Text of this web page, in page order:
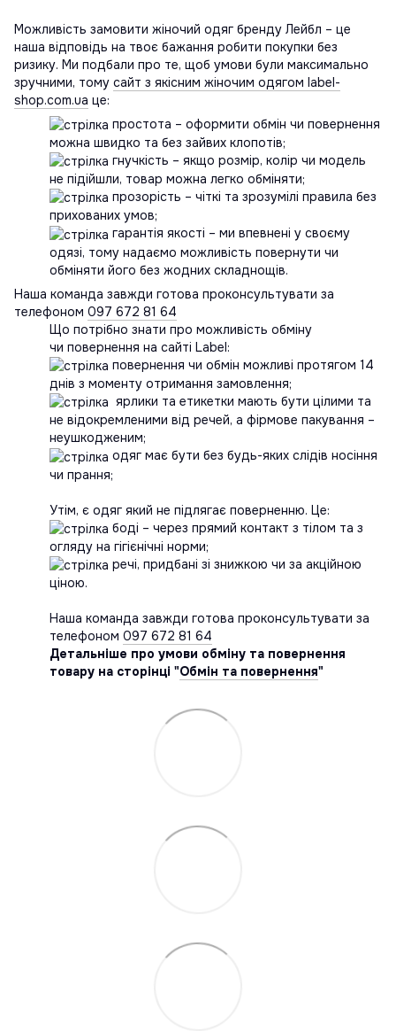
Можливість замовити жіночий одяг бренду Лейбл – це
наша відповідь на твоє бажання робити покупки без
ризику. Ми подбали про те, щоб умови були максимально
зручними, тому сайт з якісним жіночим одягом label-
shop.com.ua це:
простота – оформити обмін чи повернення
можна швидко та без зайвих клопотів;
гнучкість – якщо розмір, колір чи модель
не підійшли, товар можна легко обміняти;
прозорість – чіткі та зрозумілі правила без
прихованих умов;
гарантія якості – ми впевнені у своєму
одязі, тому надаємо можливість повернути чи
обміняти його без жодних складнощів.
Наша команда завжди готова проконсультувати за
телефоном 097 672 81 64
Що потрібно знати про можливість обміну
чи повернення на сайті Label:
повернення чи обмін можливі протягом 14
днів з моменту отримання замовлення;
ярлики та етикетки мають бути цілими та
не відокремленими від речей, а фірмове пакування –
неушкодженим;
одяг має бути без будь-яких слідів носіння
чи прання;
Утім, є одяг який не підлягає поверненню. Це:
боді – через прямий контакт з тілом та з
огляду на гігієнічні норми;
речі, придбані зі знижкою чи за акційною
ціною.
Наша команда завжди готова проконсультувати за
телефоном 097 672 81 64
Детальніше про умови обміну та повернення
товару на сторінці "Обмін та повернення"